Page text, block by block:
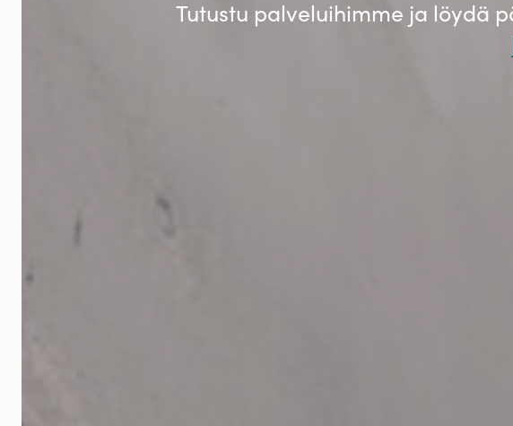
Tutustu palveluihimme ja löydä